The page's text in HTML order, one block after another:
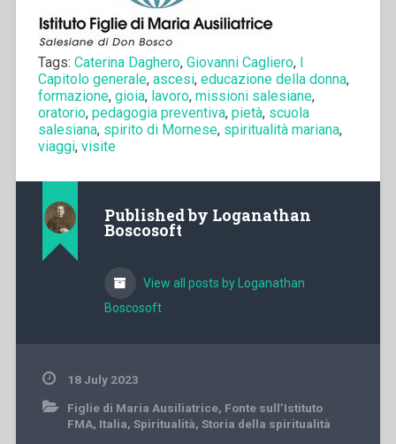
Tags: Caterina Daghero, Giovanni Cagliero, I
Capitolo generale, ascesi, educazione della donna,
formazione, gioia, lavoro, missioni salesiane,
oratorio, pedagogia preventiva, pietà, scuola
salesiana, spirito di Mornese, spiritualità mariana,
viaggi, visite
Published by Loganathan
Boscosoft
View all posts by Loganathan
Boscosoft
18 July 2023
Figlie di Maria Ausiliatrice, Fonte sull’Istituto
FMA, Italia, Spiritualità, Storia della spiritualità